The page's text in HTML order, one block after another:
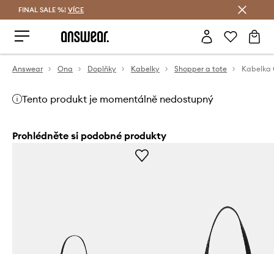
FINAL SALE %! VÍCE
Answear Ona Doplňky Kabelky Shopper a tote Kabelka
Tento produkt je momentálně nedostupný
Prohlédněte si podobné produkty